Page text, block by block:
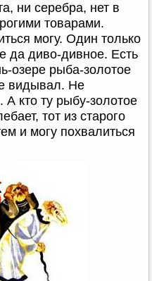
ни серебра, нет в
товарами.
могу. Один только
да диво-дивное. Есть
озере рыба-золотое
видывал. Не
кто ту рыбу-золотое
тот из старого
и могу похвалиться